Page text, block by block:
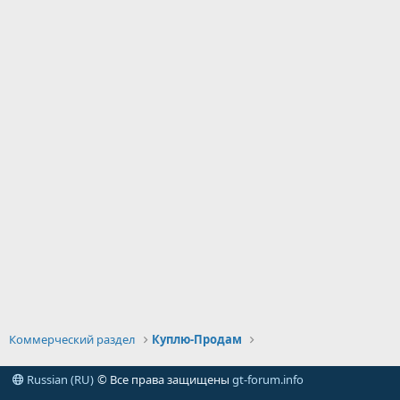
Коммерческий раздел Куплю-Продам
Russian (RU) © Все права защищены gt-forum.info